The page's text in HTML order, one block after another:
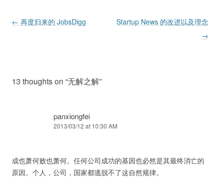
Post navigation
← 再度归来的 JobsDigg
Startup News 的改进以及理念
→
13 thoughts on “无解之解”
panxiongfei
2013/03/12 at 10:30 AM
成也萧何败也萧何。任何公司成功的基因也必然是其最终消亡的
原因。个人，公司，国家都逃脱不了这自然规律。